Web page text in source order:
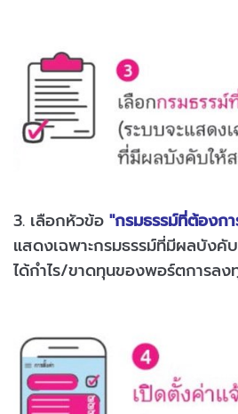
3. เลือกหัวข้อ "กรมธรรม์ที่ต้องก
แสดงเฉพาะกรมธรรม์ที่มีผลบังคั
ได้กำไร/ขาดทุนของพอร์ตการลง